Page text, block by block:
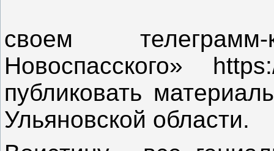
своем
Новоспасского»
публиковать
Ульяновской